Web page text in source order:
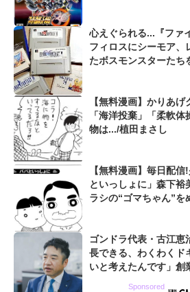
心えぐられる...『ファ
フィロスにシーモア、
たボスモンスターたち
【無料漫画】かりあ
「海洋投棄」「柔軟
物は.../植田まさし
【無料漫画】毎日配
といっしょに」森下裕
ラシの“ゴマちゃん”
ゴンドラ代表・古江恵
長できる、わくわくド
いと考えたんです」創
Sponsored